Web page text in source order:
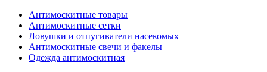
Антимоскитные товары
Антимоскитные сетки
Ловушки и отпугиватели насекомых
Антимоскитные свечи и факелы
Одежда антимоскитная